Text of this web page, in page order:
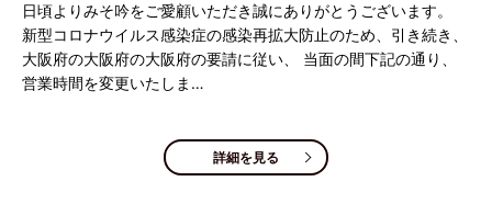
日頃よりみそ吟をご愛顧いただき誠にありがとうございます。
新型コロナウイルス感染症の感染再拡大防止のため、引き続き、
大阪府の大阪府の大阪府の要請に従い、 当面の間下記の通り、
営業時間を変更いたしま…
詳細を見る